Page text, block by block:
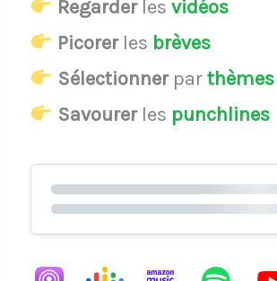
Regarderles vidéos
Picorerles brèves
Sélectionnerparthèmes
Savourerles punchlines